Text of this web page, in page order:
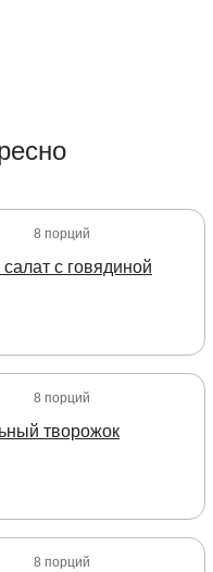
8 порций
с говядиной
8 порций
творожок
8 порций